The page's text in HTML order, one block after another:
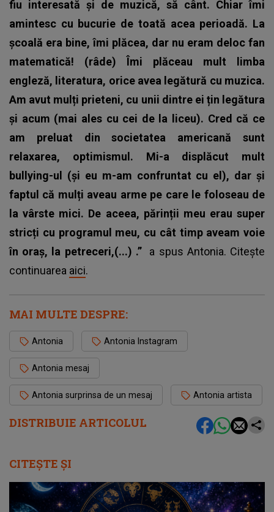
DISTRIBUIE ARTICOLUL
fiu interesată și de muzică, să cânt. Chiar îmi
amintesc cu bucurie de toată acea perioadă. La
școală era bine, îmi plăcea, dar nu eram deloc fan
matematică! (râde) Îmi plăceau mult limba
engleză, literatura, orice avea legătură cu muzica.
Am avut mulți prieteni, cu unii dintre ei țin legătura
și acum (mai ales cu cei de la liceu). Cred că ce
am preluat din societatea americană sunt
relaxarea, optimismul. Mi-a displăcut mult
bullying-ul (și eu m-am confruntat cu el), dar și
faptul că mulți aveau arme pe care le foloseau de
la vârste mici. De aceea, părinții meu erau super
stricți cu programul meu, cu cât timp aveam voie
în oraș, la petreceri,(...) .” a spus Antonia. Citește
continuarea aici.
MAI MULTE DESPRE:
Antonia Antonia Instagram
Antonia mesaj
Antonia surprinsa de un mesaj Antonia artista
CITEȘTE ȘI